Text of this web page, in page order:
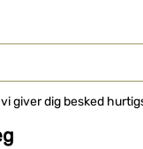
giver dig besked